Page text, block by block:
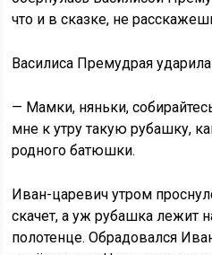
что и в сказке, не
Василиса Премудрая
— Мамки, няньки,
мне к утру такую рубашку,
родного батюшки.
Иван-царевич утром
скачет, а уж рубашка лежит
полотенце. Обрадовался